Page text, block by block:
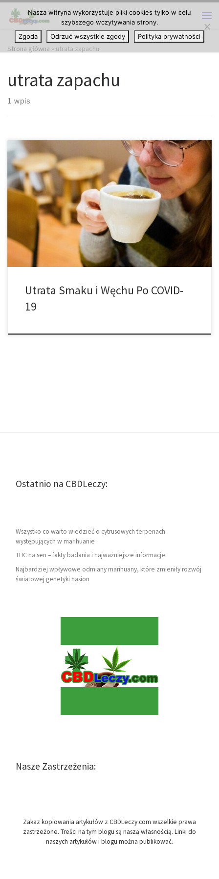
Przejdź do treści
Strona główna » utrata zapachu
utrata zapachu
1 wpis
Jak długo trwa utrata smaku i węchu po przebyciu wirusa COVID-
19? Wiele osób, które cierpiały na COVID-19, doświadczyło utraty
zapachu i smaku. Oto, co wiedzą na ten temat eksperci oraz jak
długo może to potrwać. Objawy COVID-19 i powrót do zdrowia
różnią się znacznie w zależności od osoby. Podczas gdy […]
Utrata Smaku i Węchu Po COVID-
19
Ostatnio na CBDLeczy:
Wszystko co warto wiedzieć o cytrusowych terpenach
występujących w marihuanie
THC na sen – fakty badania i najważniejsze informacje
Najbardziej wpływowe odmiany marihuany, które zmieniły rozwój
światowej genetyki nasion
Nasze Zastrzeżenia:
Zakaz kopiowania artykułów z CBDLeczy.com wszelkie prawa
zastrzeżone. Treści na tym blogu są naszą własnością. Linki do
naszych artykułów i blogu można publikować.
Nasza witryna wykorzystuje pliki cookies tylko w celu
szybszego wczytywania strony.
Zgoda
Odrzuć wszystkie zgody Polityka prywatności